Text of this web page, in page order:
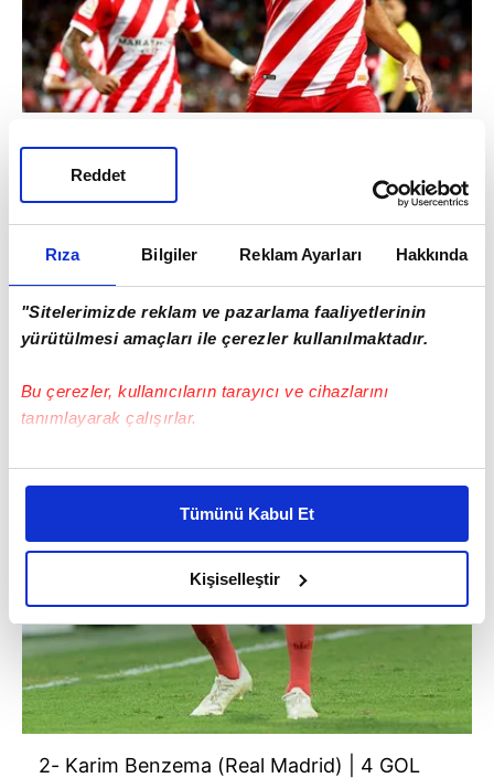
Rıza Bilgiler Reklam Ayarları Hakkında
"Sitelerimizde reklam ve pazarlama faaliyetlerinin
yürütülmesi amaçları ile çerezler kullanılmaktadır.
Bu çerezler, kullanıcıların tarayıcı ve cihazlarını
tanımlayarak çalışırlar.
Bu çerezlere izin vermeniz halinde sizlere özel
daha iyi reklam deneyimi yaşatabiliriz. Bunu yaparken
amacımızın size daha iyi bir reklam deneyimi sunmak
olduğunu ve sizlere en iyi içerikleri sunabilmek adına
elimizden gelen çabayı gösterdiğimizi ve bu noktada,
reklamların maliyetlerimizi karşılamak noktasında tek gelir
kalemimiz olduğunu sizlere hatırlatmak isteriz.
Her halükârda, kullanıcılar, bu çerezlere izin vermedikleri
takdirde, kullanıcılara hedefli reklamlar
gösterilmeyecektir."
Tümünü Kabul Et
Kişiselleştir
Reddet
1- Christian Stuani (Girona) | 5 GOL
2- Karim Benzema (Real Madrid) | 4 GOL